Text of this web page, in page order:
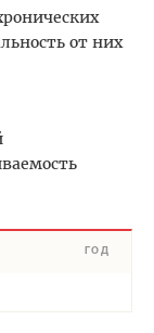
от них
ГОД